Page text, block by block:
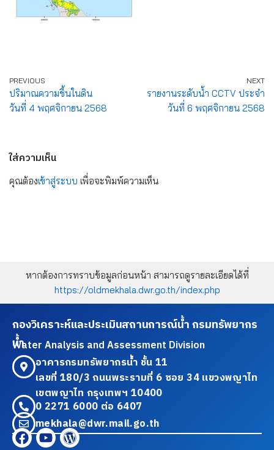
PREVIOUS
ปริมาณความชื้นในดิน
วันที่ 4 พฤศจิกายน 2568
NEXT
รายงานระดับน้ำ CCTV ประจำ
วันที่ 6 พฤศจิกายน 2568
ใส่ความเห็น
คุณต้องเข้าสู่ระบบ เพื่อจะพิมพ์ความเห็น
หากต้องการทราบข้อมูลก่อนหน้า สามารถดูรายละเอียดได้ที่
https://oldmekhala.dwr.go.th/index.php
กองวิเคราะห์และประเมินสถานการณ์น้ำ กรมทรัพยากร
น้ำ
Water Analysis and Assessment Division
อาคารกรมทรัพยากรน้ำ ชั้น 11
เลขที่ 180/3 ถนนพระรามที่ 6 ซอย 34 แขวงพญาไท
เขตพญาไท กรุงเทพฯ 10400
0 2271 6000 ต่อ 6407
mekhala@dwr.mail.go.th